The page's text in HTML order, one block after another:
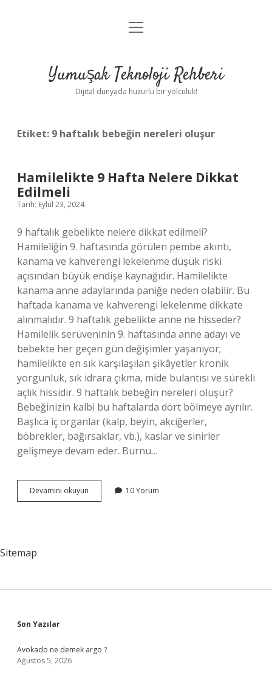
Anasayfa
Yasal Uyarı
menüyü
Yumuşak Teknoloji Rehberi
Dijital dünyada huzurlu bir yolculuk!
Etiket: 9 haftalık bebeğin nereleri oluşur
Hamilelikte 9 Hafta Nelere Dikkat
Edilmeli
Tarih: Eylül 23, 2024
9 haftalık gebelikte nelere dikkat edilmeli?
Hamileliğin 9. haftasında görülen pembe akıntı,
kanama ve kahverengi lekelenme düşük riski
açısından büyük endişe kaynağıdır. Hamilelikte
kanama anne adaylarında paniğe neden olabilir. Bu
haftada kanama ve kahverengi lekelenme dikkate
alınmalıdır. 9 haftalık gebelikte anne ne hisseder?
Hamilelik serüveninin 9. haftasında anne adayı ve
bebekte her geçen gün değişimler yaşanıyor;
hamilelikte en sık karşılaşılan şikâyetler kronik
yorgunluk, sık idrara çıkma, mide bulantısı ve sürekli
açlık hissidir. 9 haftalık bebeğin nereleri oluşur?
Bebeğinizin kalbi bu haftalarda dört bölmeye ayrılır.
Başlıca iç organlar (kalp, beyin, akciğerler,
böbrekler, bağırsaklar, vb.), kaslar ve sinirler
gelişmeye devam eder. Burnu…
Devamını okuyun Hamilelikte
9
10 Yorum
Sitemap
Sidebar
Son Yazılar
Avokado ne demek argo ?
Ağustos 5, 2026